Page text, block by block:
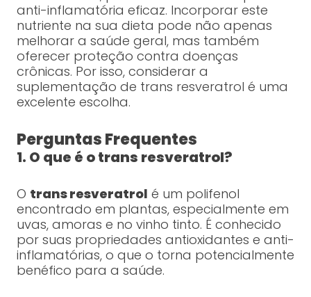
anti-inflamatória eficaz. Incorporar este
nutriente na sua dieta pode não apenas
melhorar a saúde geral, mas também
oferecer proteção contra doenças
crônicas. Por isso, considerar a
suplementação de trans resveratrol é uma
excelente escolha.
Perguntas Frequentes
1. O que é o trans resveratrol?
O trans resveratrol é um polifenol
encontrado em plantas, especialmente em
uvas, amoras e no vinho tinto. É conhecido
por suas propriedades antioxidantes e anti-
inflamatórias, o que o torna potencialmente
benéfico para a saúde.